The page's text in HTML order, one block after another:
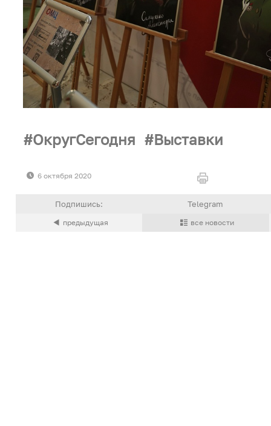
ОкругСегодня Выставки
6 октября 2020